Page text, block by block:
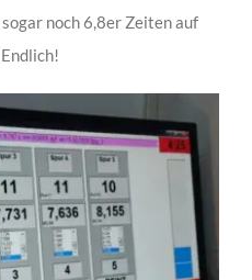
noch 6,8er Zeiten auf